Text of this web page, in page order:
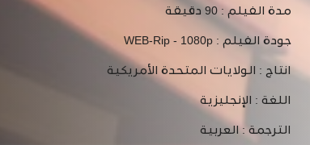
مدة الفيلم : 90 دقيقة
جودة الفيلم : WEB-Rip - 1080p
انتاج : الولايات المتحدة الأمريكية
اللغة : الإنجليزية
الترجمة :العربية